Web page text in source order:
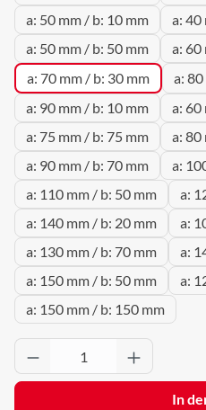
a: 50 mm / b: 10 mm
a: 40
a: 50 mm / b: 50 mm
a: 60
a: 70 mm / b: 30 mm
a:
a: 90 mm / b: 10 mm
a: 60
a: 75 mm / b: 75 mm
a: 80
a: 90 mm / b: 70 mm
a:
a: 110 mm / b: 50 mm
a:
a: 140 mm / b: 20 mm
a:
a: 130 mm / b: 70 mm
a:
a: 150 mm / b: 50 mm
a:
a: 150 mm / b: 150 mm
Produkt Anzahl:
In